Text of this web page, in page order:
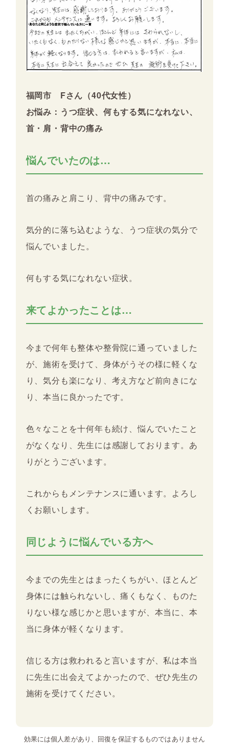
福岡市 Fさん（40代女性）
お悩み：うつ症状、何もする気になれない、
首・肩・背中の痛み
悩んでいたのは…
首の痛みと肩こり、背中の痛みです。
気分的に落ち込むような、うつ症状の気分で
悩んでいました。
何もする気になれない症状。
来てよかったことは…
今まで何年も整体や整骨院に通っていました
が、施術を受けて、身体がうその様に軽くな
り、気分も楽になり、考え方など前向きにな
り、本当に良かったです。
色々なことを十何年も続け、悩んでいたこと
がなくなり、先生には感謝しております。あ
りがとうございます。
これからもメンテナンスに通います。よろし
くお願いします。
同じように悩んでいる方へ
今までの先生とはまったくちがい、ほとんど
身体には触られないし、痛くもなく、ものた
りない様な感じかと思いますが、本当に、本
当に身体が軽くなります。
信じる方は救われると言いますが、私は本当
に先生に出会えてよかったので、ぜひ先生の
施術を受けてください。
効果には個人差があり、回復を保証するものではありません